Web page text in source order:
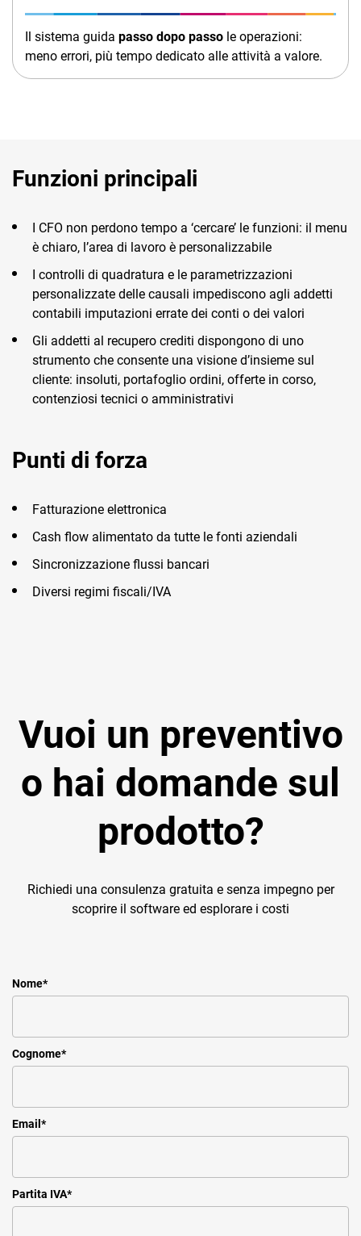
Il sistema guida passo dopo passo le operazioni:
meno errori, più tempo dedicato alle attività a valore.
Funzioni principali
I CFO non perdono tempo a ‘cercare’ le funzioni: il menu
è chiaro, l’area di lavoro è personalizzabile
I controlli di quadratura e le parametrizzazioni
personalizzate delle causali impediscono agli addetti
contabili imputazioni errate dei conti o dei valori
Gli addetti al recupero crediti dispongono di uno
strumento che consente una visione d’insieme sul
cliente: insoluti, portafoglio ordini, offerte in corso,
contenziosi tecnici o amministrativi
Punti di forza
Fatturazione elettronica
Cash flow alimentato da tutte le fonti aziendali
Sincronizzazione flussi bancari
Diversi regimi fiscali/IVA
Vuoi un preventivo
o hai domande sul
prodotto?
Richiedi una consulenza gratuita e senza impegno per
scoprire il software ed esplorare i costi
Nome*
Cognome*
Email *
Partita IVA*